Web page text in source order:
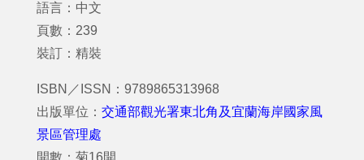
語言：中文
頁數：239
裝訂：精裝
ISBN／ISSN：9789865313968
出版單位： 交通部觀光署東北角及宜蘭海岸國家風
景區管理處
開數：菊16開